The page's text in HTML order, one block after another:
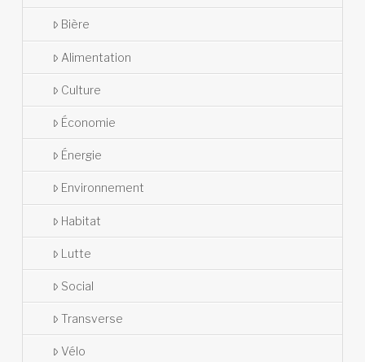
Bière
Alimentation
Culture
Économie
Énergie
Environnement
Habitat
Lutte
Social
Transverse
Vélo